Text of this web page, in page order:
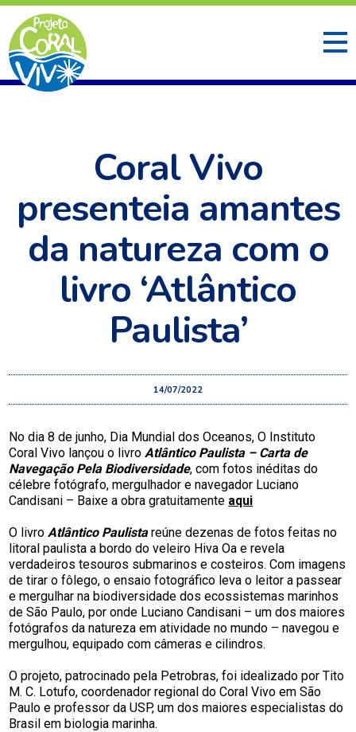
Coral Vivo
presenteia amantes
da natureza com o
livro ‘Atlântico
Paulista’
14/07/2022
No dia 8 de junho, Dia Mundial dos Oceanos, O Instituto
Coral Vivo lançou o livroAtlântico Paulista – Carta de
Navegação Pela Biodiversidade, com fotos inéditas do
célebre fotógrafo, mergulhador e navegador Luciano
Candisani – Baixe a obra gratuitamente aqui
O livro Atlântico Paulistareúne dezenas de fotos feitas no
litoral paulista a bordo do veleiro Hiva Oa e revela
verdadeiros tesouros submarinos e costeiros. Com imagens
de tirar o fôlego, o ensaio fotográfico leva o leitor a passear
e mergulhar na biodiversidade dos ecossistemas marinhos
de São Paulo, por onde Luciano Candisani – um dos maiores
fotógrafos da natureza em atividade no mundo – navegou e
mergulhou, equipado com câmeras e cilindros.
O projeto, patrocinado pela Petrobras, foi idealizado por Tito
M. C. Lotufo, coordenador regional do Coral Vivo em São
Paulo e professor da USP, um dos maiores especialistas do
Brasil em biologia marinha.